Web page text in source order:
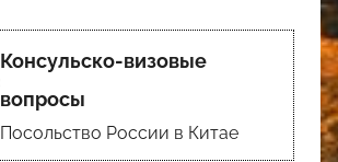
Консульско-визовые
вопросы
Посольство России в Китае